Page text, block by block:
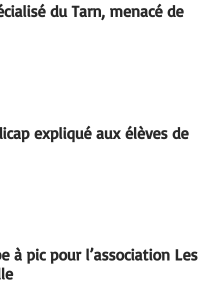
du Tarn, menacé de
expliqué aux élèves de
à pic pour l’association Les